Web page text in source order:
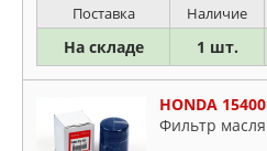
Поставка Наличие
На складе 1 шт.
HONDA
Фильтр